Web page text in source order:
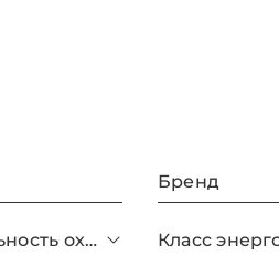
Бренд
Макс. производительность охлаждения Класс